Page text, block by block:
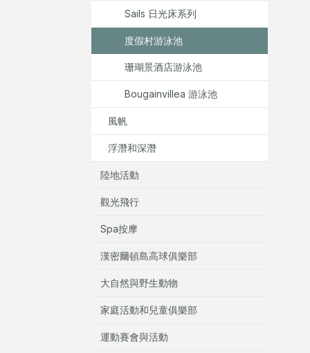
Sails 日光床系列
度假村游泳池
珊瑚景酒店游泳池
Bougainvillea 游泳池
風帆
浮潛和深潛
陸地活動
觀光飛行
Spa按摩
漢密爾頓島高球俱樂部
大自然與野生動物
家庭活動和兒童俱樂部
運動賽會與活動